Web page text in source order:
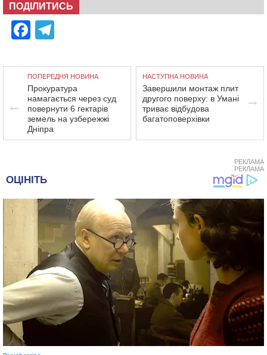
ПОДІЛИТИСЬ
Facebook
ПОПЕРЕДНЯ НОВИНА
Прокуратура
намагається через суд
повернути 6 гектарів
земель на узбережжі
Дніпра
НАСТУПНА НОВИНА
Завершили монтаж плит
другого поверху: в Умані
триває відбудова
багатоповерхівки
РЕКЛАМА
РЕКЛАМА